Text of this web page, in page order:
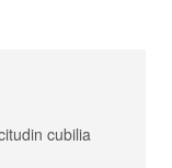
cubilia